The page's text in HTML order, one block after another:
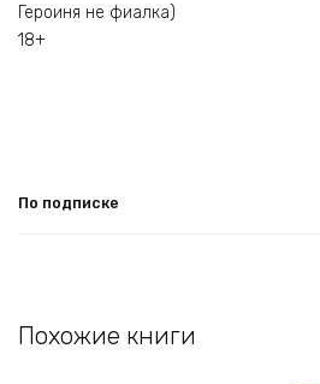
Героиня не фиалка)
18+
По подписке
Похожие книги